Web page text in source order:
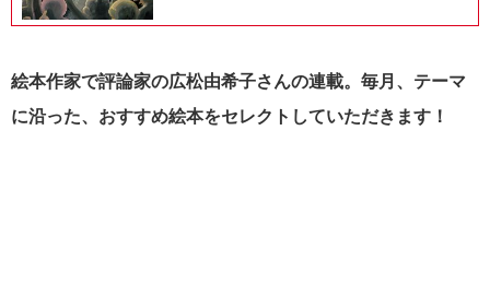
絵本作家で評論家の広松由希子さんの連載。毎月、テーマ
に沿った、おすすめ絵本をセレクトしていただきます！